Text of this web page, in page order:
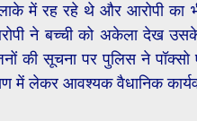
में रह रहे थे और आरोपी का
ने बच्ची को अकेला देख
की सूचना पर पुलिस ने
में लेकर आवश्यक वैधानिक